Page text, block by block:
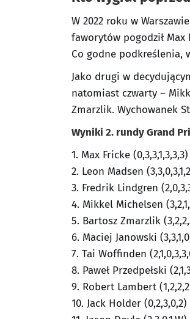
W 2022 roku w
faworytów pogodził Max
Co godne podkreślenia,
Jako drugi w
natomiast czwarty –
Zmarzlik. Wychowanek
Wyniki 2. rundy Grand
1. Max Fricke
2. Leon Madsen
3. Fredrik Lindgren
4. Mikkel Michelsen
5. Bartosz Zmarzlik
6. Maciej Janowski
7. Tai Woffinden
8. Paweł Przedpełski
9. Robert Lambert
10. Jack Holder (0,2,3,0,2)